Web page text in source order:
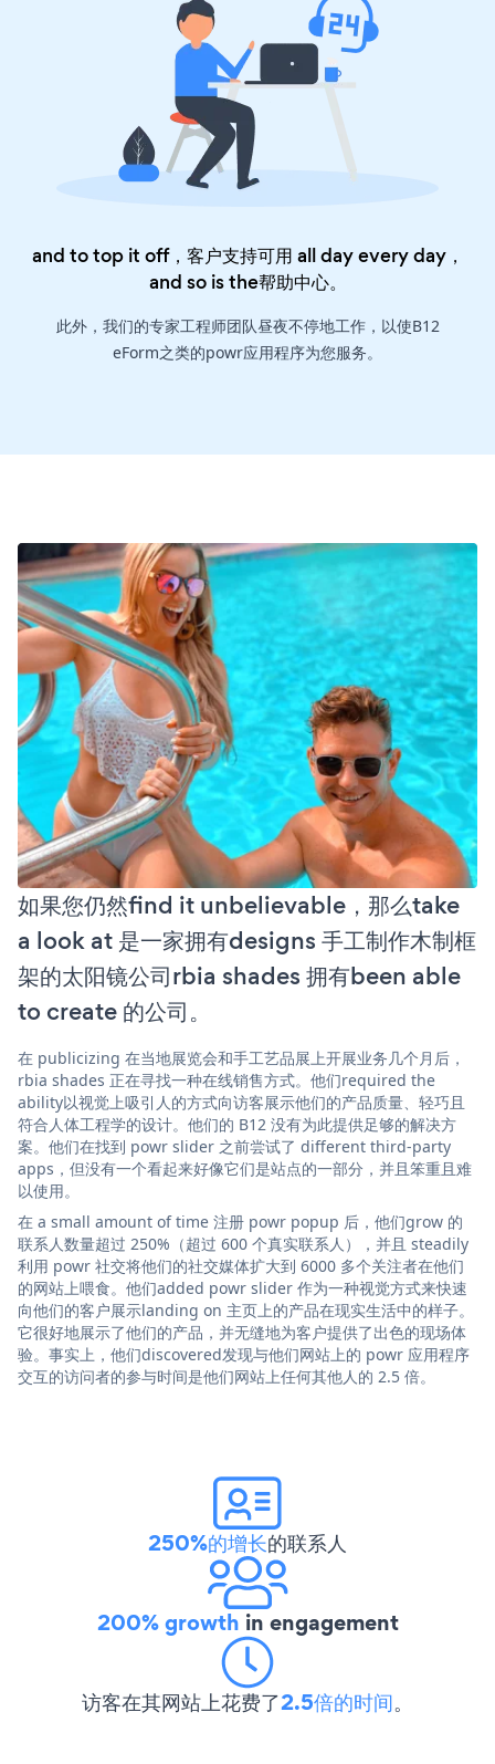
and to top it off，客户支持可用 all day every day，
and so is the帮助中心。
此外，我们的专家工程师团队昼夜不停地工作，以使B12
eForm之类的powr应用程序为您服务。
如果您仍然find it unbelievable，那么take
a look at 是一家拥有designs 手工制作木制框
架的太阳镜公司rbia shades 拥有been able
to create 的公司。
在 publicizing 在当地展览会和手工艺品展上开展业务几个月后，
rbia shades 正在寻找一种在线销售方式。他们required the
ability以视觉上吸引人的方式向访客展示他们的产品质量、轻巧且
符合人体工程学的设计。他们的 B12 没有为此提供足够的解决方
案。他们在找到 powr slider 之前尝试了 different third-party
apps，但没有一个看起来好像它们是站点的一部分，并且笨重且难
以使用。
在 a small amount of time 注册 powr popup 后，他们grow 的
联系人数量超过 250%（超过 600 个真实联系人），并且 steadily
利用 powr 社交将他们的社交媒体扩大到 6000 多个关注者在他们
的网站上喂食。他们added powr slider 作为一种视觉方式来快速
向他们的客户展示landing on 主页上的产品在现实生活中的样子。
它很好地展示了他们的产品，并无缝地为客户提供了出色的现场体
验。事实上，他们discovered发现与他们网站上的 powr 应用程序
交互的访问者的参与时间是他们网站上任何其他人的 2.5 倍。
250%的增长的联系人
200% growth in engagement
访客在其网站上花费了2.5倍的时间。